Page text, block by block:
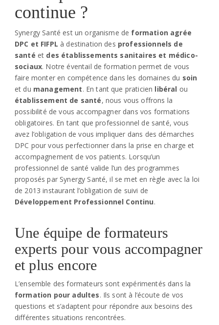
continue ?
Synergy Santé est un organisme de formation agrée
DPC et FIFPL à destination des professionnels de
santé et des établissements sanitaires et médico-
sociaux. Notre éventail de formation permet de vous
faire monter en compétence dans les domaines du soin
et du management. En tant que praticien libéral ou
établissement de santé, nous vous offrons la
possibilité de vous accompagner dans vos formations
obligatoires. En tant que professionnel de santé, vous
avez l’obligation de vous impliquer dans des démarches
DPC pour vous perfectionner dans la prise en charge et
accompagnement de vos patients. Lorsqu’un
professionnel de santé valide l’un des programmes
proposés par Synergy Santé, il se met en règle avec la loi
de 2013 instaurant l’obligation de suivi de
Développement Professionnel Continu.
Une équipe de formateurs
experts pour vous accompagner
et plus encore
L’ensemble des formateurs sont expérimentés dans la
formation pour adultes. Ils sont à l’écoute de vos
questions et s’adaptent pour répondre aux besoins des
différentes situations rencontrées.